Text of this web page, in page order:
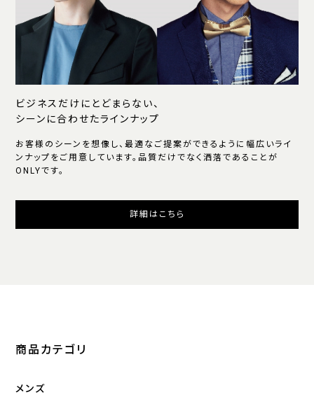
ビジネスだけにとどまらない、
シーンに合わせたラインナップ
お客様のシーンを想像し、最適なご提案ができるように幅広いライ
ンナップをご用意しています。品質だけでなく洒落であることが
ONLYです。
詳細はこちら
商品カテゴリ
メンズ